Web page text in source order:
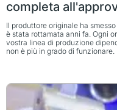
completa
Il produttore originale ha
è stata rottamata anni fa. Ogni
vostra linea di produzione
non è più in grado di funzionare.